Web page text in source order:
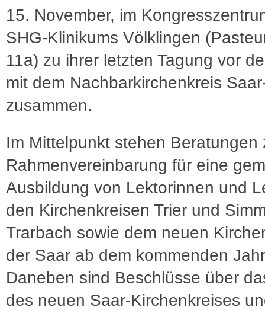
15. November, im
SHG-Klinikums Völklingen
11a) zu ihrer letzten Tagung vor
mit dem Nachbarkirchenkreis
zusammen.
Im Mittelpunkt stehen Beratungen
Rahmenvereinbarung für eine
Ausbildung von Lektorinnen und
den Kirchenkreisen Trier und
Trarbach sowie dem neuen
der Saar ab dem kommenden
Daneben sind Beschlüsse über
des neuen Saar-Kirchenkreises